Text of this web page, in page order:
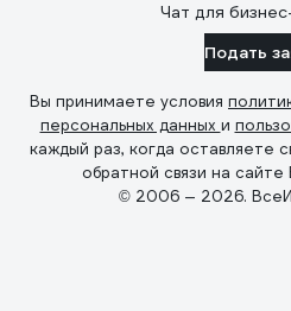
Чат для
Подать
Вы принимаете условия
персональных данных и
каждый раз, когда оставляете
обратной связи на
© 2006 — 2026.